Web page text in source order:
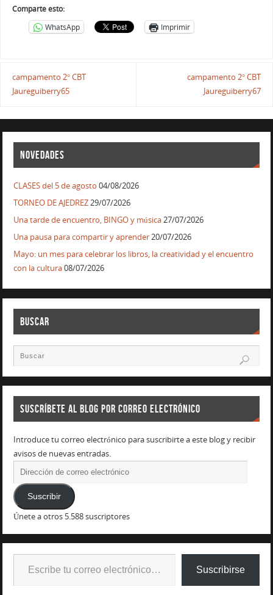
Comparte esto:
WhatsApp
Imprimir
campamento 2° CBT
Jaureguiberry65
campamento 2° CBT
Jaureguiberry67
NOVEDADES
CLASES del 5 de agosto 04/08/2026
TORNEO DE AJEDREZ29/07/2026
Una tarde de encuentro, BINGO y música27/07/2026
Una pausa para compartir y aprender20/07/2026
Mayo: un mes para celebrar los libros, la creatividad y el encuentro
con la cultura08/07/2026
BUSCAR
SUSCRÍBETE AL BLOG POR CORREO ELECTRÓNICO
Introduce tu correo electrónico para suscribirte a este blog y recibir
avisos de nuevas entradas.
Suscribir
Únete a otros 5.588 suscriptores
Suscribirse